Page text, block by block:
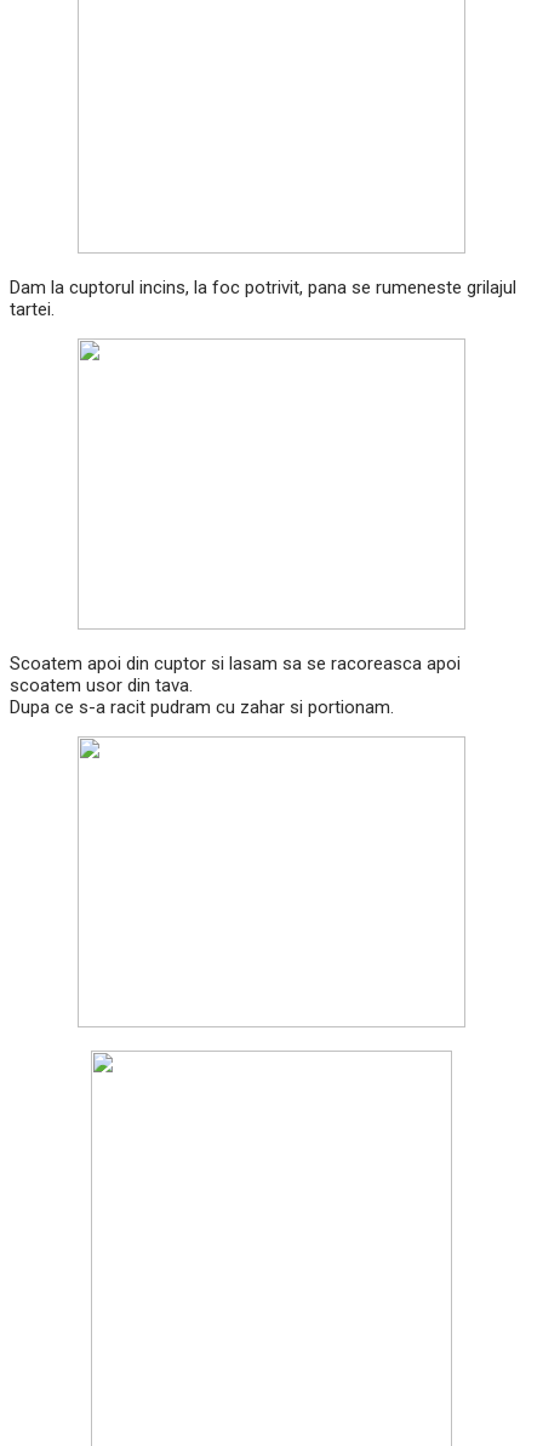
Dam la cuptorul incins, la foc potrivit, pana se rumeneste grilajul
tartei.
Scoatem apoi din cuptor si lasam sa se racoreasca apoi
scoatem usor din tava.
Dupa ce s-a racit pudram cu zahar si portionam.